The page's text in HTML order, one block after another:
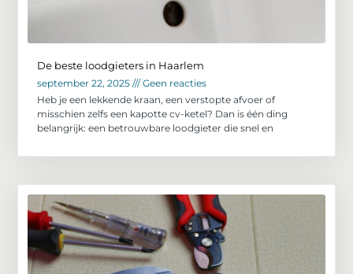
De beste loodgieters in Haarlem
september 22, 2025
Geen reacties
Heb je een lekkende kraan, een verstopte afvoer of
misschien zelfs een kapotte cv-ketel? Dan is één ding
belangrijk: een betrouwbare loodgieter die snel en